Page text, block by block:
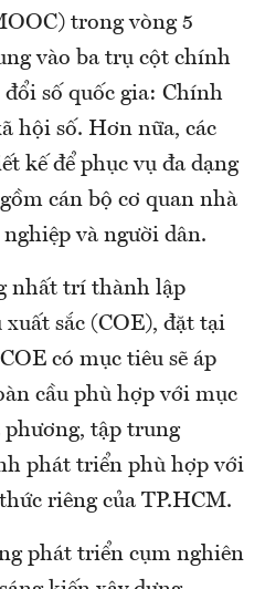
trong vòng 5
vào ba trụ cột chính
số quốc gia: Chính
hội số. Hơn nữa, các
kế để phục vụ đa dạng
cán bộ cơ quan nhà
và người dân.
nhất trí thành lập
sắc (COE), đặt tại
có mục tiêu sẽ áp
cầu phù hợp với mục
tập trung
phát triển phù hợp với
riêng của TP.HCM.
phát triển cụm nghiên